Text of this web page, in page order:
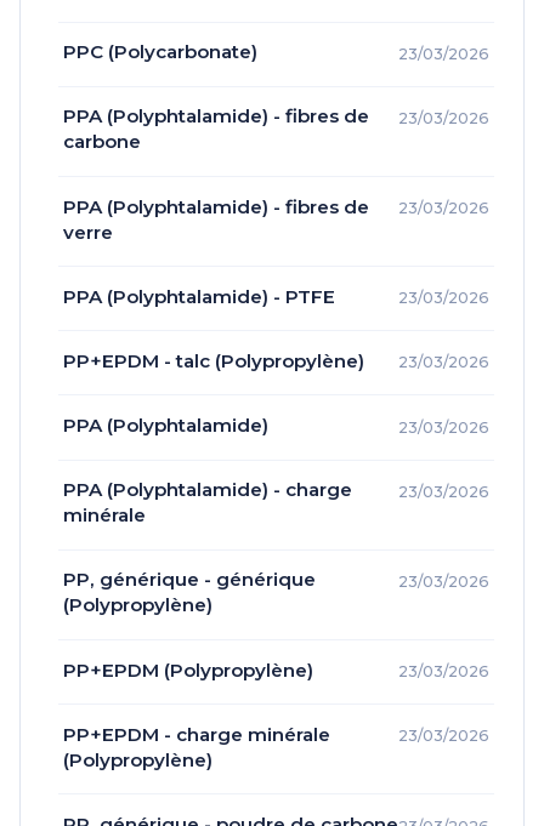
PPC (Polycarbonate) 23/03/2026
PPA (Polyphtalamide) - fibres de
carbone
23/03/2026
PPA (Polyphtalamide) - fibres de
verre
23/03/2026
PPA (Polyphtalamide) - PTFE 23/03/2026
PP+EPDM - talc (Polypropylène) 23/03/2026
PPA (Polyphtalamide) 23/03/2026
PPA (Polyphtalamide) - charge
minérale
23/03/2026
PP, générique - générique
(Polypropylène)
23/03/2026
PP+EPDM (Polypropylène) 23/03/2026
PP+EPDM - charge minérale
(Polypropylène)
23/03/2026